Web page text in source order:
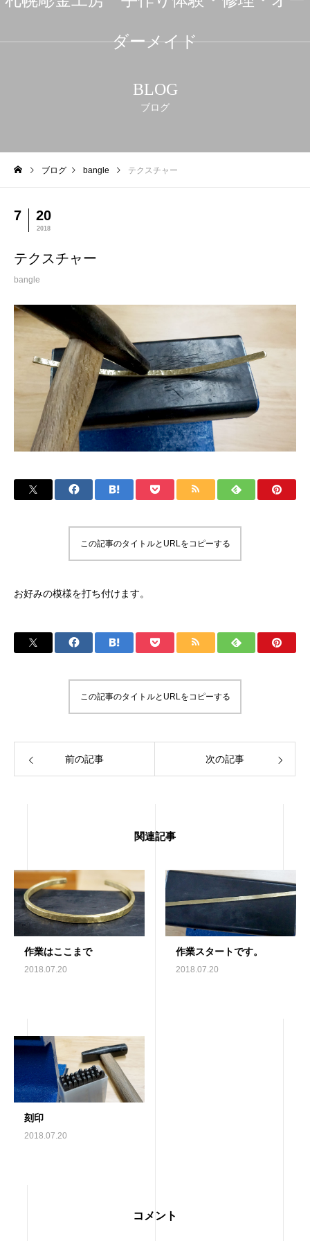
ダーメイド
BLOG
ブログ
ブログ bangle テクスチャー
7 20
2018
テクスチャー
bangle
この記事のタイトルとURLをコピーする
お好みの模様を打ち付けます。
この記事のタイトルとURLをコピーする
前の記事 次の記事
関連記事
作業はここまで
2018.07.20
作業スタートです。
2018.07.20
刻印
2018.07.20
コメント